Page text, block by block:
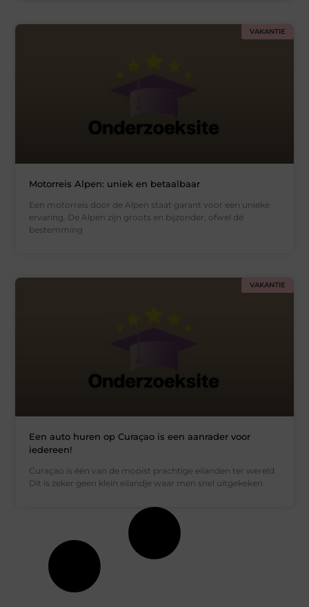
VAKANTIE
Motorreis Alpen: uniek en betaalbaar
Een motorreis door de Alpen staat garant voor een unieke
ervaring. De Alpen zijn groots en bijzonder, ofwel dé
bestemming
VAKANTIE
Een auto huren op Curaçao is een aanrader voor
iedereen!
Curaçao is één van de mooist prachtige eilanden ter wereld.
Dit is zeker geen klein eilandje waar men snel uitgekeken